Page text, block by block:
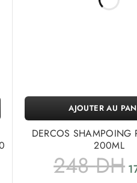
DERCOS SHAMPOING
200ML
248DH
AJOUTER AU